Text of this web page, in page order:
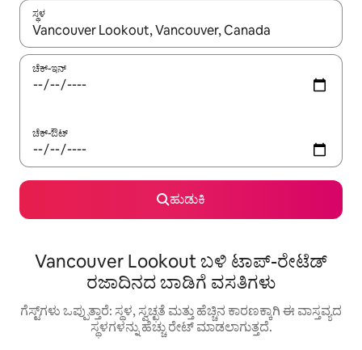
ಸ್ಥಳ
ಫಲಿತಾಂಶಗಳು ಲಭ್ಯವಿರುವಾಗ, ಅಪ್ ಮತ್ತು ಡೌನ್ ಬಾಣದ ಕೀಲಿಗಳೊಂದಿಗೆ
ಚೆಕ್-ಇನ್
ಚೆಕ್-ಔಟ್
ಹುಡುಕಿ
Vancouver Lookout ಬಳಿ ಟಾಪ್-ರೇಟೆಡ್
ರಜಾದಿನದ ಬಾಡಿಗೆ ವಸತಿಗಳು
ಗೆಸ್ಟ್‌ಗಳು ಒಪ್ಪುತ್ತಾರೆ: ಸ್ಥಳ, ಸ್ವಚ್ಛತೆ ಮತ್ತು ಹೆಚ್ಚಿನ ಕಾರಣಕ್ಕಾಗಿ ಈ ವಾಸ್ತವ್ಯದ
ಸ್ಥಳಗಳನ್ನು ಹೆಚ್ಚು ರೇಟ್ ಮಾಡಲಾಗುತ್ತದೆ.